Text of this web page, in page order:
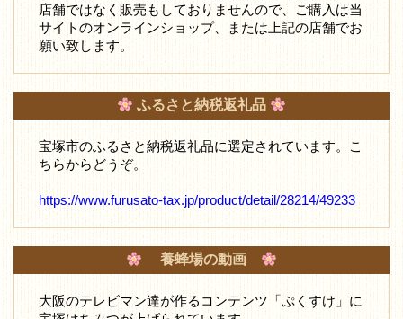
店舗ではなく販売もしておりませんので、ご購入は当
サイトのオンラインショップ、または上記の店舗でお
願い致します。
ふるさと納税返礼品
宝塚市のふるさと納税返礼品に選定されています。こ
ちらからどうぞ。
https://www.furusato-tax.jp/product/detail/28214/49233
養蜂場の動画
大阪のテレビマン達が作るコンテンツ「ぷくすけ」に